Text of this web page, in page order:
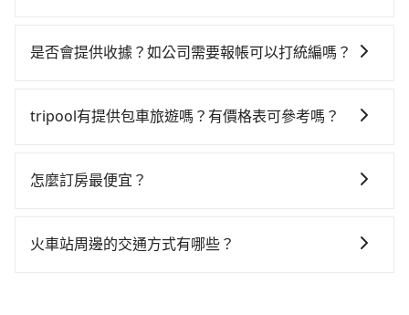
最令人詬病的就是車況，打開車門才發現仍有上一組乘
約了時間但上一位用戶卻遲遲尚未歸還，又或者要還車
看似方便，但實際使用時還是有其區域的限制，實際可
計費的風險，如你們人數在五人以上，分坐兩台計程車
通塞車時亦會加收延遲費用，一般屬短程接駁為主。 -
事後也無法申訴退費。
務，可直接線上輸入上下車地點或地址，三秒內即可查
訊以及電子郵件確認信，如此就完成預約了，而司機與
議出發前一天中午以前完成預約，越早下訂價格越低
是否會提供收據？如公司需要報帳可以打統編嗎？
旅行業代收轉付電子收據，如果公司需要報公帳，在預
帳，完全符合台灣的法律規範。
tripool有提供包車旅遊嗎？有價格表可參考嗎？
車旅遊，從單純的單趟接送到算時間的計時包車都有，
網站試算即真實價格，免去來回電話確認。一天包車的
怎麼訂房最便宜？
OTA (online travel agent) 來完成，除了可以快速依據
火車站周邊的交通方式有哪些？